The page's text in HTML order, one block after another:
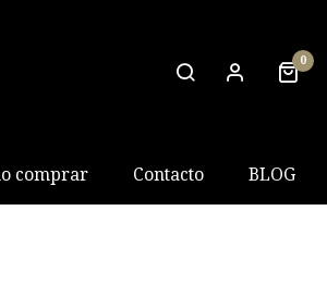
0
comprar Contacto BLOG